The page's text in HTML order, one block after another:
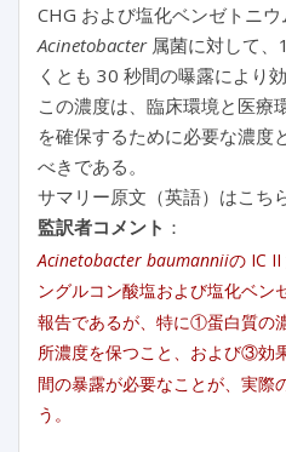
CHG および塩化ベンゼトニ
Acinetobacter属菌に対して、
くとも 30 秒間の曝露により
この濃度は、臨床環境と医療
を確保するために必要な濃度
べきである。
サマリー原文（英語）はこち
監訳者コメント ：
Acinetobacter baumanniiの IC
ングルコン酸塩および塩化ベン
報告であるが、特に①蛋白質の
所濃度を保つこと、および③効
間の暴露が必要なことが、実際
う。